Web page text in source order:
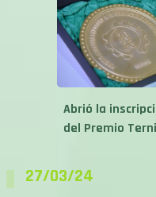
Abrió la
del Premio
27/03/24